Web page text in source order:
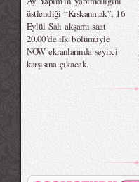
üstlendiği “Kıskanmak”, 16
Eylül Salı akşamı saat
20.00’de ilk bölümüyle
NOW ekranlarında seyirci
karşısına çıkacak.